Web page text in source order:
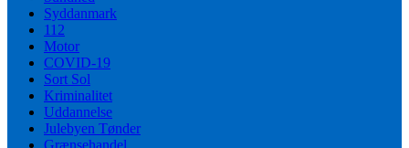
Syddanmark
112
Motor
COVID-19
Sort Sol
Kriminalitet
Uddannelse
Julebyen Tønder
Grænsehandel